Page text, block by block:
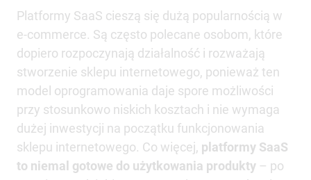
Platformy SaaS cieszą się dużą popularnością w
e-commerce. Są często polecane osobom, które
dopiero rozpoczynają działalność i rozważają
stworzenie sklepu internetowego, ponieważ ten
model oprogramowania daje spore możliwości
przy stosunkowo niskich kosztach i nie wymaga
dużej inwestycji na początku funkcjonowania
sklepu internetowego. Co więcej, platformy SaaS
to niemal gotowe do użytkowania produkty – po